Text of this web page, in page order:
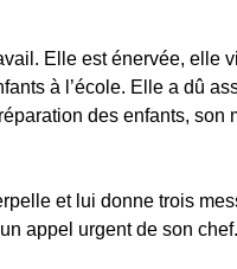
Elle est énervée, elle
à l’école. Elle a dû
des enfants, son
et lui donne trois
appel urgent de son chef.